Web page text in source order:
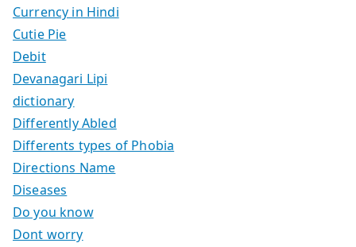
Currency in Hindi
Cutie Pie
Debit
Devanagari Lipi
dictionary
Differently Abled
Differents types of Phobia
Directions Name
Diseases
Do you know
Dont worry